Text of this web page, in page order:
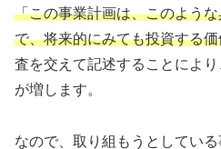
「この事業計画は、このよう
で、将来的にみても投資する
査を交えて記述することによ
が増します。
なので、取り組もうとしてい